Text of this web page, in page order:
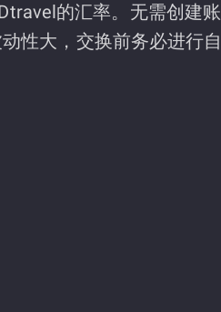
的汇率。无需创建账
性大，交换前务必进行自